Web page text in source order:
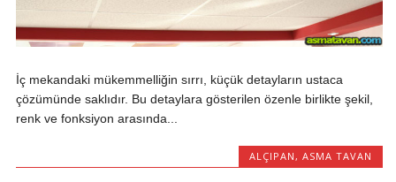
İç mekandaki mükemmelliğin sırrı, küçük detayların ustaca
çözümünde saklıdır. Bu detaylara gösterilen özenle birlikte şekil,
renk ve fonksiyon arasında...
ALÇIPAN , ASMA TAVAN